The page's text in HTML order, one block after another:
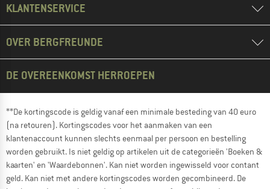
KLANTENSERVICE
OVER BERGFREUNDE
DE OVEREENKOMST HERROEPEN
**De kortingscode is geldig vanaf een minimale besteding van 40 euro
(na retouren). Kortingscodes voor het aanmaken van een
klantenaccount kunnen slechts eenmaal per persoon en bestelling
worden gebruikt. Is niet geldig op artikelen uit de categorieën 'Boeken &
kaarten' en 'Waardebonnen'. Kan niet worden ingewisseld voor contant
geld. Kan niet met andere kortingscodes worden gecombineerd. De